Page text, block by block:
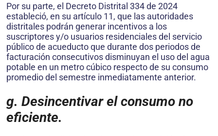
Por su parte, el Decreto Distrital 334 de 2024
estableció, en su artículo 11, que las autoridades
distritales podrán generar incentivos a los
suscriptores y/o usuarios residenciales del servicio
público de acueducto que durante dos periodos de
facturación consecutivos disminuyan el uso del agua
potable en un metro cúbico respecto de su consumo
promedio del semestre inmediatamente anterior.
g. Desincentivar el consumo no
eficiente.